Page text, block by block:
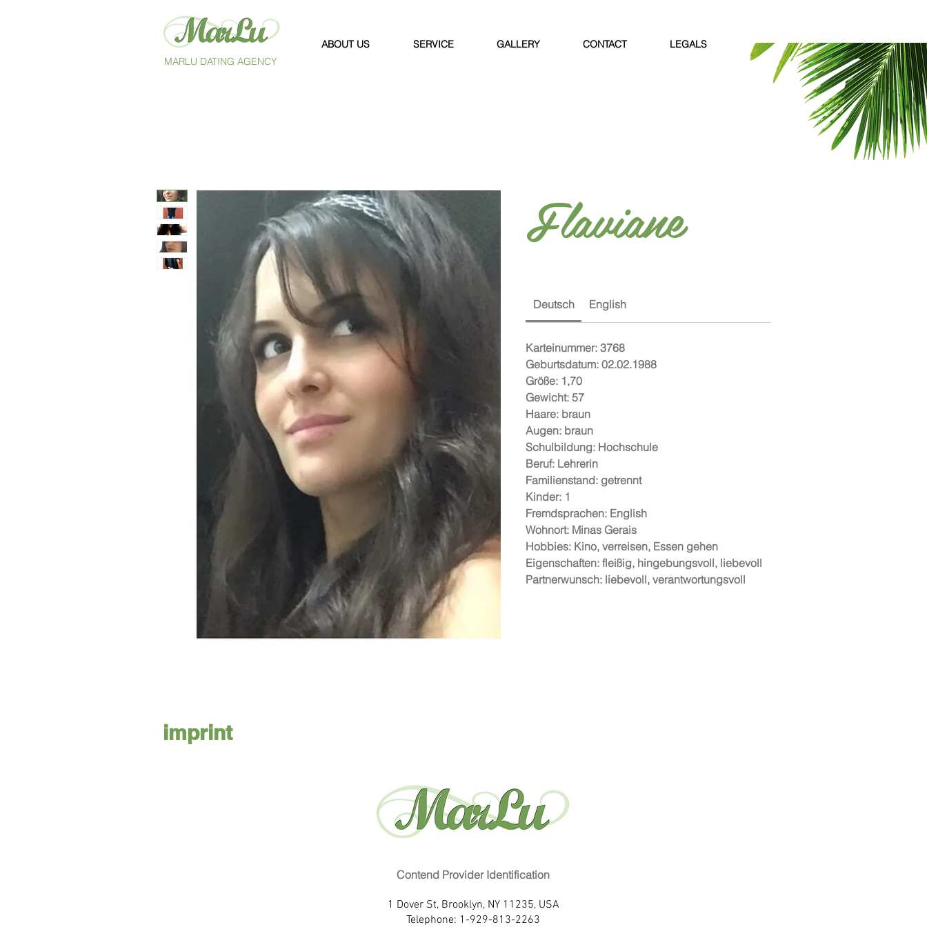
MARLU DATING AGENCY
ABOUT US SERVICE GALLERY CONTACT LEGALS
Flaviane
Deutsch English
Karteinummer: 3768
Geburtsdatum: 02.02.1988
Größe: 1,70
Gewicht: 57
Haare: braun
Augen: braun
Schulbildung: Hochschule
Beruf: Lehrerin
Familienstand: getrennt
Kinder: 1
Fremdsprachen: English
Wohnort: Minas Gerais
Hobbies: Kino, verreisen, Essen gehen
Eigenschaften: fleißig, hingebungsvoll, liebevoll
Partnerwunsch: liebevoll, verantwortungsvoll
Contend Provider Identification
1 Dover St, Brooklyn, NY 11235, USA
Telephone: 1-929-813-2263
imprint